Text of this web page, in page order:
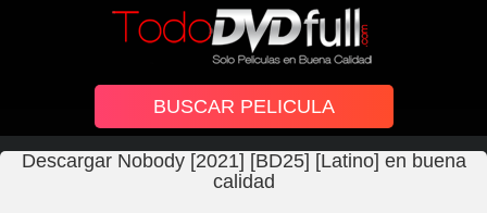
Descargar Nobody [2021] [BD25] [Latino] en buena
calidad